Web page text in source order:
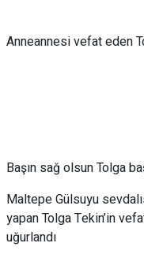
Anneannesi vefat eden
Başın sağ olsun Tolga
Maltepe Gülsuyu
yapan Tolga Tekin’in
uğurlandı